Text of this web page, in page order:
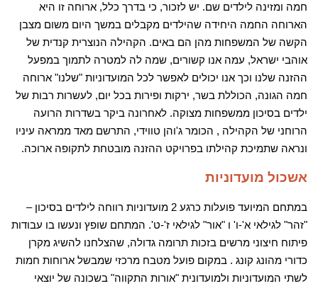
חמה ומזינה לילדים שם. יש לזכור, כי בדרך כלל, ארוחה זו היא
הארוחה החמה היחידה שהילדים מקבלים במשך היום משום מצבן
הקשה של המשפחות מהן הם באים. הקהילה הנוצרית קנדית של
אוהבי ישראל, עמה אנו קשורים, שמה לה למטרה לתמוך במפעל
ההזנה שלנו וכך אנו יכולים לאפשר לכל המועדוניות "שלנו" ארוחה
חמה הגונה, הכוללת בשר, ירקות ופירות בכל יום, לעשרות רבות של
ילדים בסיכון ממשפחות מצוקה. לאחרונה ביקר בשדרות הרועה
הרוחני של הקהילה , הכומר ג'והן טווידי, התרשם מאד ממראה עיניו
ונראה שתמיכת קהילתו בפרויקט ההזנה מובטחת לתקופה ארוכה.
אשכול מועדוניות
במתחם המיועד פועלות כרגע 2 מועדוניות רווחה לילדים בסיכון –
"זהר" לגילאי א'-ו' ו "אור" לגילאי ז'-ט'. המתחם שופץ ונעשו בו עבודות
פיתוח חיצוני מרשים בזכות תרומה גדולה, שהצלחנו להשיג מקרן
כדורי מהונג קונג . במקום פועל מטבח מרכזי שמבשל ארוחות חמות
לשתי המועדוניות ולמועדונית "אורות התקווה" בשכונה של יוצאי